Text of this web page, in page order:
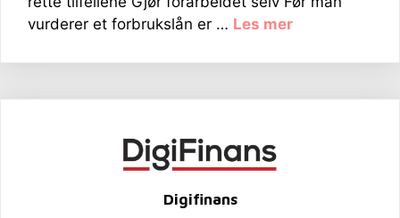
vurderer et forbrukslån er … Les mer
Digifinans